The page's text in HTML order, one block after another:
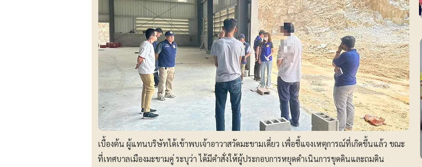
เบื้องต้น ผู้แทนบริษัทได้เข้าพบเจ้าอาวาสวัดมะขามเดี่ยว เพื่อชี้แจงเหตุการณ์ที่เกิดขึ้นแล้ว ขณะ
ที่เทศบาลเมืองมะขามคู่ ระบุว่า ได้มีคำสั่งให้ผู้ประกอบการหยุดดำเนินการขุดดินและถมดิน